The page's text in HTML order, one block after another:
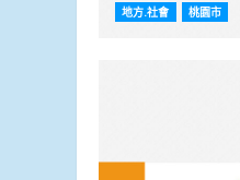
地方.社會 桃園市